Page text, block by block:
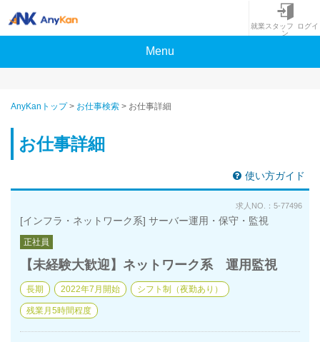
就業スタッフ ログイ
ン
Menu
AnyKanトップ > お仕事検索 > お仕事詳細
お仕事詳細
使い方ガイド
求人NO.：5-77496
[インフラ・ネットワーク系] サーバー運用・保守・監視
正社員
【未経験大歓迎】ネットワーク系 運用監視
長期 2022年7月開始 シフト制（夜勤あり）
残業月5時間程度